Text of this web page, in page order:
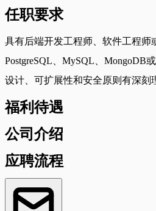
任职要求
具有后端开发工程师、软件工程师
PostgreSQL、MySQL、MongoDB
设计、可扩展性和安全原则有深刻
福利待遇
公司介绍
应聘流程